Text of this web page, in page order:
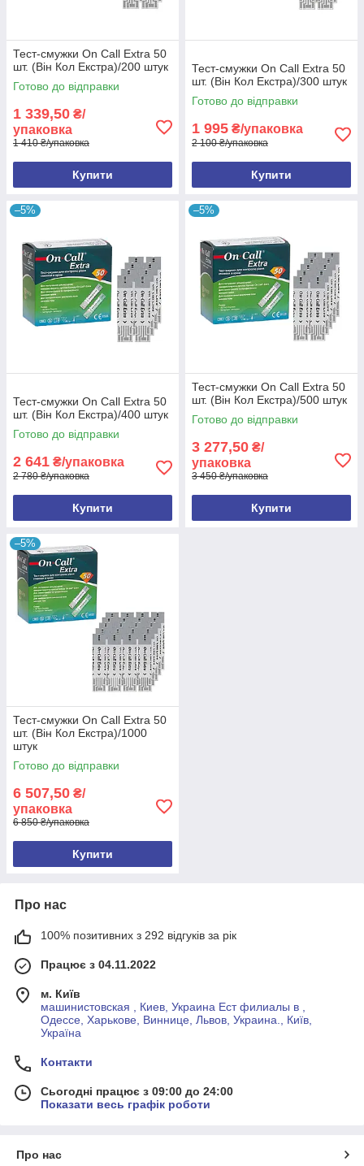
Тест-смужки On Call Extra 50
шт. (Він Кол Екстра)/200 штук
Готово до відправки
1 339,50 ₴/
упаковка
1 410 ₴/упаковка
Купити
Тест-смужки On Call Extra 50
шт. (Він Кол Екстра)/300 штук
Готово до відправки
1 995 ₴/упаковка
2 100 ₴/упаковка
Купити
–5%
Тест-смужки On Call Extra 50
шт. (Він Кол Екстра)/400 штук
Готово до відправки
2 641 ₴/упаковка
2 780 ₴/упаковка
Купити
–5%
Тест-смужки On Call Extra 50
шт. (Він Кол Екстра)/500 штук
Готово до відправки
3 277,50 ₴/
упаковка
3 450 ₴/упаковка
Купити
–5%
Тест-смужки On Call Extra 50
шт. (Він Кол Екстра)/1000
штук
Готово до відправки
6 507,50 ₴/
упаковка
6 850 ₴/упаковка
Купити
Про нас
100% позитивних з 292 відгуків за рік
Працює з 04.11.2022
м. Київ
машинистовская , Киев, Украина Ест филиалы в ,
Одессе, Харькове, Виннице, Львов, Украина., Київ,
Україна
Контакти
Сьогодні працює з 09:00 до 24:00
Показати весь графік роботи
Про нас